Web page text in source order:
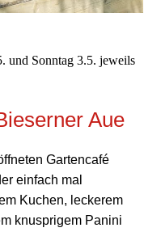
und Sonntag 3.5. jeweils
Aue
Gartencafé
einfach mal
Kuchen, leckerem
knusprigem Panini